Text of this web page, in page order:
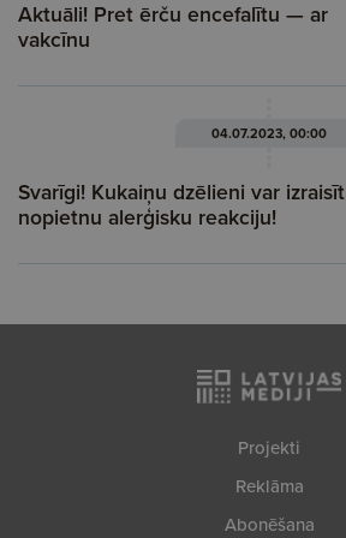
Aktuāli! Pret ērču encefalītu — ar
vakcīnu
04.07.2023, 00:00
Svarīgi! Kukaiņu dzēlieni var izraisīt
nopietnu alerģisku reakciju!
Projekti
Reklāma
Abonēšana